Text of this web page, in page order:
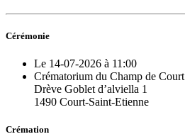
Cérémonie
Le 14-07-2026 à 11:00
Crématorium du Champ de Court
Drève Goblet d’alviella 1
1490 Court-Saint-Etienne
Crémation